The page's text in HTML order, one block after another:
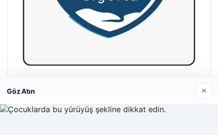
Hastaş Beton
Göz Atın ×